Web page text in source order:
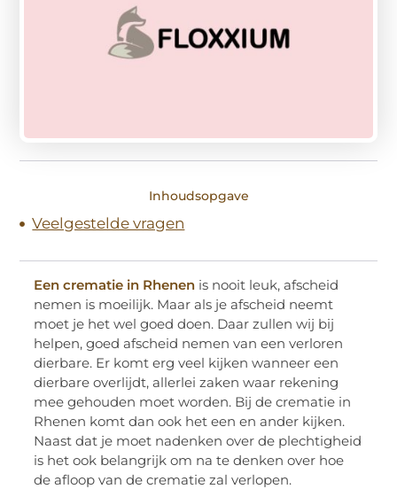
Inhoudsopgave
Veelgestelde vragen
Een crematie in Rhenen is nooit leuk, afscheid
nemen is moeilijk. Maar als je afscheid neemt
moet je het wel goed doen. Daar zullen wij bij
helpen, goed afscheid nemen van een verloren
dierbare. Er komt erg veel kijken wanneer een
dierbare overlijdt, allerlei zaken waar rekening
mee gehouden moet worden. Bij de crematie in
Rhenen komt dan ook het een en ander kijken.
Naast dat je moet nadenken over de plechtigheid
is het ook belangrijk om na te denken over hoe
de afloop van de crematie zal verlopen.